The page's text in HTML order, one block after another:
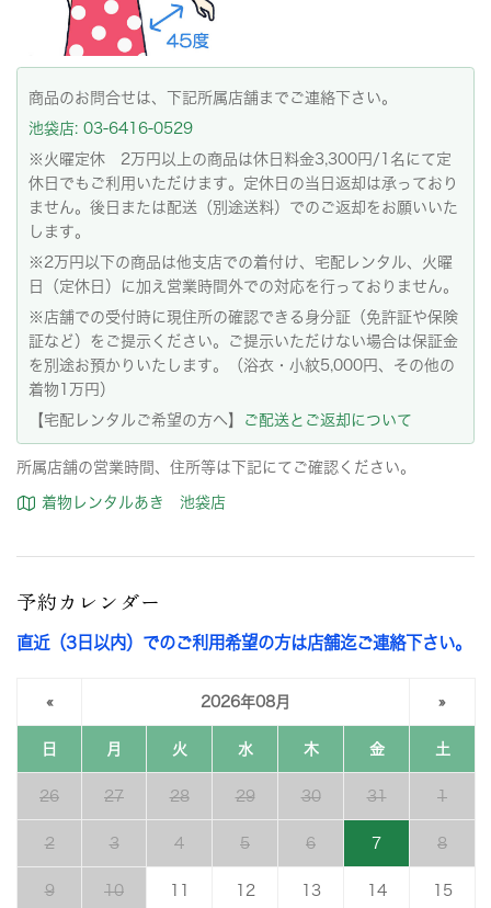
商品のお問合せは、下記所属店舗までご連絡下さい。
池袋店: 03-6416-0529
※火曜定休 2万円以上の商品は休日料金3,300円/1名にて定
休日でもご利用いただけます。定休日の当日返却は承っており
ません。後日または配送（別途送料）でのご返却をお願いいた
します。
※2万円以下の商品は他支店での着付け、宅配レンタル、火曜
日（定休日）に加え営業時間外での対応を行っておりません。
※店舗での受付時に現住所の確認できる身分証（免許証や保険
証など）をご提示ください。ご提示いただけない場合は保証金
を別途お預かりいたします。（浴衣・小紋5,000円、その他の
着物1万円）
【宅配レンタルご希望の方へ】
ご配送とご返却について
所属店舗の営業時間、住所等は下記にてご確認ください。
着物レンタルあき 池袋店
予約カレンダー
直近（3日以内）でのご利用希望の方は店舗迄ご連絡下さい。
« 2026年08月 »
日 月 火 水 木 金 土
26 27 28 29 30 31 1
2 3 4 5 6 7 8
9 10 11 12 13 14 15